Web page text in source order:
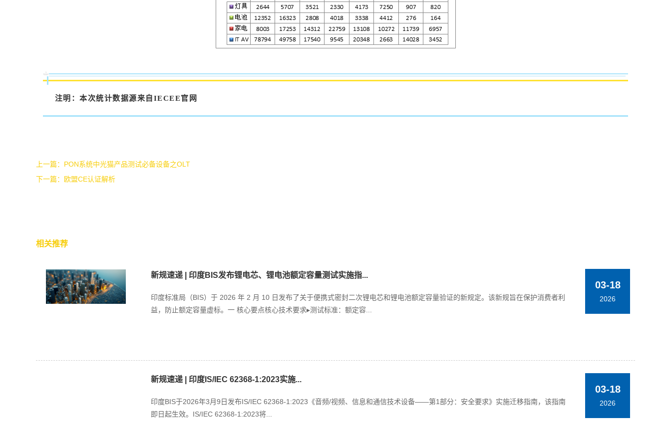
注明：本次统计数据源来自IECEE官网
上一篇： PON系统中光猫产品测试必备设备之OLT
下一篇：
欧盟CE认证解析
相关推荐
新规速递 | 印度BIS发布锂电芯、锂电池额定容量测试实施指...
印度标准局（BIS）于 2026 年 2 月 10 日发布了关于便携式密封二次锂电芯和锂电池额定容量验证的新规定。该新规旨在保护消费者利
益，防止额定容量虚标。一 核心要点核心技术要求▸测试标准：额定容...
03-18
2026
新规速递 | 印度IS/IEC 62368-1:2023实施...
印度BIS于2026年3月9日发布IS/IEC 62368-1:2023《音频/视频、信息和通信技术设备——第1部分：安全要求》实施迁移指南，该指南
即日起生效。IS/IEC 62368-1:2023将...
03-18
2026